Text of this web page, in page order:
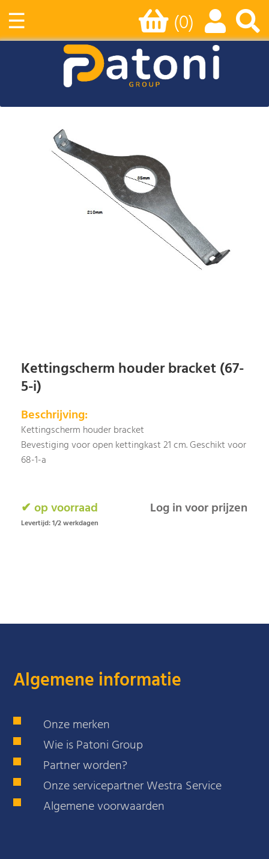
☰ (0)
Kettingscherm houder bracket (67-
5-i)
Beschrijving:
Kettingscherm houder bracket
Bevestiging voor open kettingkast 21 cm. Geschikt voor
68-1-a
✔ op voorraad
Levertijd: 1/2 werkdagen
Log in voor prijzen
Algemene informatie
Onze merken
Wie is Patoni Group
Partner worden?
Onze servicepartner Westra Service
Algemene voorwaarden